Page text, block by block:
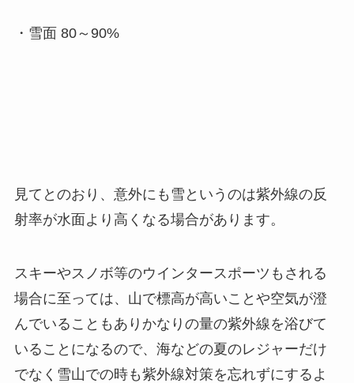
・雪面 80～90%
見てとのおり、意外にも雪というのは紫外線の反
射率が水面より高くなる場合があります。
スキーやスノボ等のウインタースポーツもされる
場合に至っては、山で標高が高いことや空気が澄
んでいることもありかなりの量の紫外線を浴びて
いることになるので、海などの夏のレジャーだけ
でなく雪山での時も紫外線対策を忘れずにするよ